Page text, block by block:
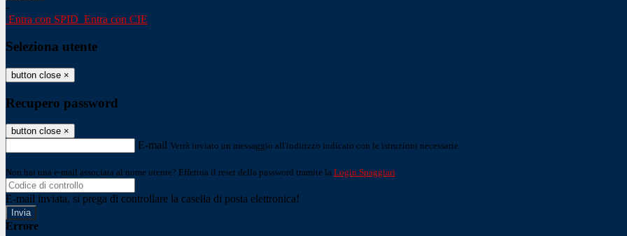
-
Entra con SPID Entra con CIE
Seleziona utente
button close ×
Recupero password
button close ×
E-mail Verrà inviato un messaggio all'indirizzo indicato con le istruzioni necessarie.
Non hai una e-mail associata al nome utente? Effettua il reset della password tramite la Login Spaggiari
E-mail inviata, si prega di controllare la casella di posta elettronica!
Errore